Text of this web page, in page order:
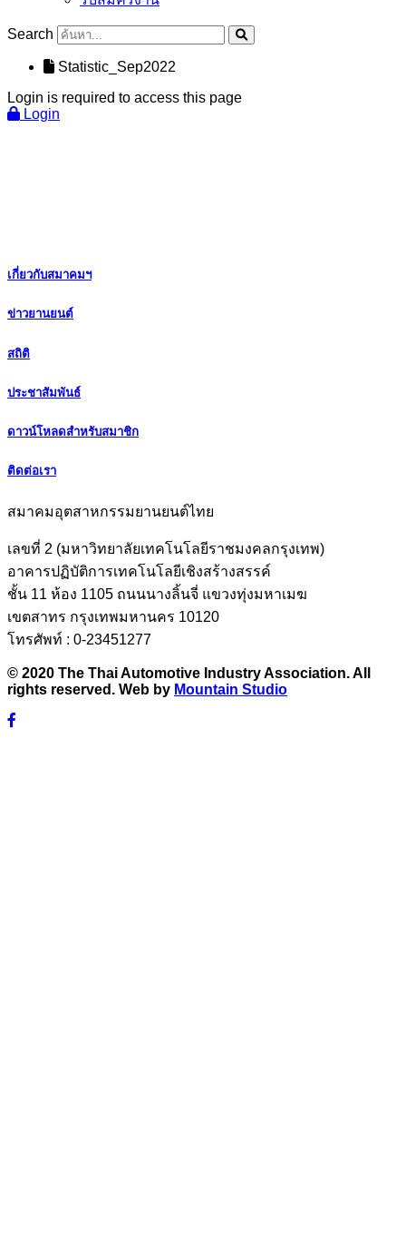
Search
Statistic_Sep2022
Login is required to access this page
Login
เกี่ยวกับสมาคมฯ
ข่าวยานยนต์
สถิติ
ประชาสัมพันธ์
ดาวน์โหลดสำหรับสมาชิก
ติดต่อเรา
สมาคมอุตสาหกรรมยานยนต์ไทย
เลขที่ 2 (มหาวิทยาลัยเทคโนโลยีราชมงคลกรุงเทพ)
อาคารปฏิบัติการเทคโนโลยีเชิงสร้างสรรค์
ชั้น 11 ห้อง 1105 ถนนนางลิ้นจี่ แขวงทุ่งมหาเมฆ
เขตสาทร กรุงเทพมหานคร 10120
โทรศัพท์ : 0-23451277
© 2020 The Thai Automotive Industry Association. All
rights reserved. Web by Mountain Studio